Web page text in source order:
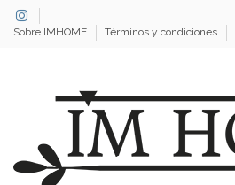
Sobre IMHOME Términos y condiciones